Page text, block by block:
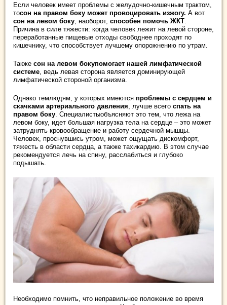
Если человек имеет проблемы с желудочно-кишечным трактом,
тосон на правом боку может провоцировать изжогу. А вот
сон на левом боку , наоборот, способен помочь ЖКТ
Причина в силе тяжести: когда человек лежит на левой стороне,
переработанные пищевые отходы свободнее проходят по
кишечнику, что способствует лучшему опорожнению по утрам.
Также сон на левом бокупомогает нашей лимфатической
системе , ведь левая сторона является доминирующей
лимфатической стороной организма.
Однако темлюдям, у которых имеются проблемы с сердцем и
скачками артериального давления
лучше всего спать на
правом боку . Специалистыобъясняют это тем, что лежа на
левом боку, идет большая нагрузка тела на сердце – это может
затруднять кровообращение и работу сердечной мышцы.
Человек, проснувшись утром, может ощущать дискомфорт,
тяжесть в области сердца, а также тахикардию. В этом случае
рекомендуется лечь на спину, расслабиться и глубоко
подышать.
Необходимо помнить, что неправильное положение во время